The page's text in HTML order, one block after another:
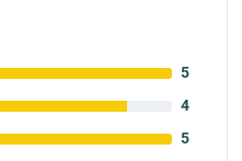
5
4
5